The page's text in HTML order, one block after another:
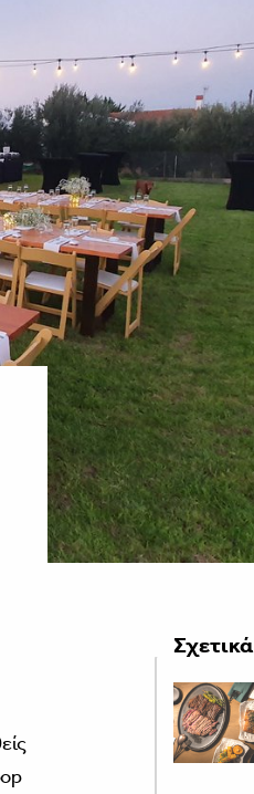
Σχετικά